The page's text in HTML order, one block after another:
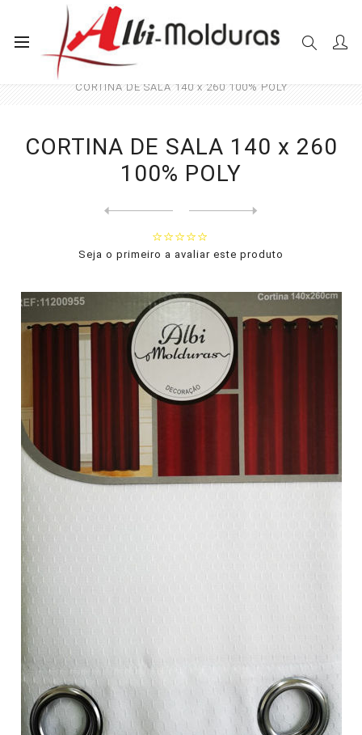
Início Cortinas
CORTINA DE SALA 140 x 260 100% POLY
CORTINA DE SALA 140 x 260
100% POLY
Seja o primeiro a avaliar este produto